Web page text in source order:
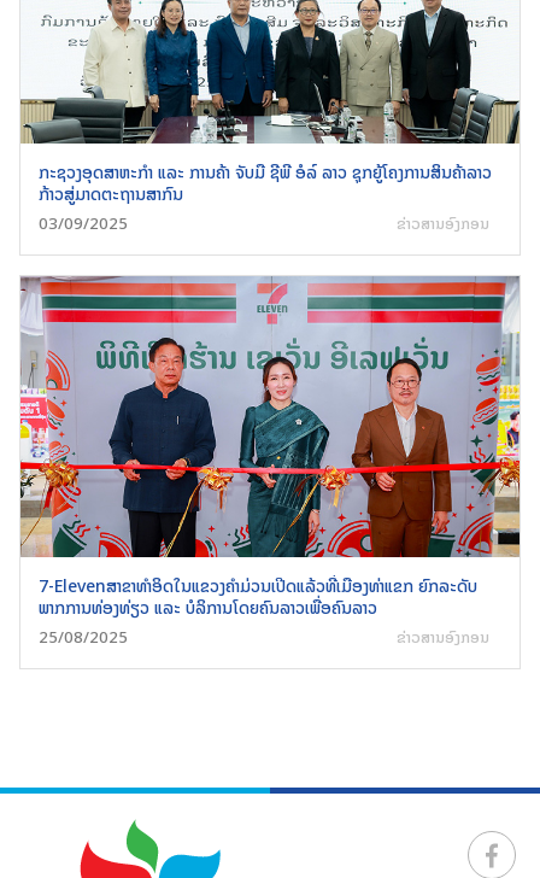
ກະຊວງອຸດສາຫະກຳ ແລະ ການຄ້າ ຈັບມື ຊີພີ ອໍລ໌ ລາວ ຊຸກຍູ້ໂຄງການສິນຄ້າລາວ
ກ້າວສູ່ມາດຕະຖານສາກົນ
03/09/2025 ຂ່າວສານອົງກອນ
7-Elevenສາຂາທໍາອິດໃນແຂວງຄໍາມ່ວນເປີດແລ້ວທີ່ເມືອງທ່າແຂກ ຍົກລະດັບ
ພາກການທ່ອງທ່ຽວ ແລະ ບໍລິການໂດຍຄົນລາວເພື່ອຄົນລາວ
25/08/2025 ຂ່າວສານອົງກອນ